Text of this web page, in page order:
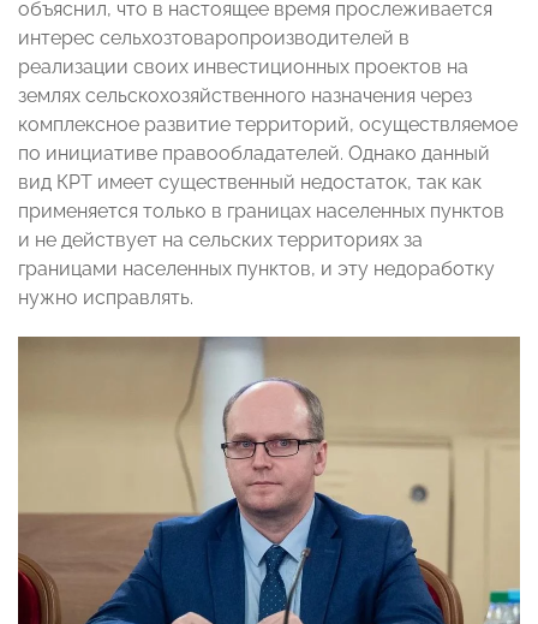
объяснил, что в настоящее время прослеживается
интерес сельхозтоваропроизводителей в
реализации своих инвестиционных проектов на
землях сельскохозяйственного назначения через
комплексное развитие территорий, осуществляемое
по инициативе правообладателей. Однако данный
вид КРТ имеет существенный недостаток, так как
применяется только в границах населенных пунктов
и не действует на сельских территориях за
границами населенных пунктов, и эту недоработку
нужно исправлять.